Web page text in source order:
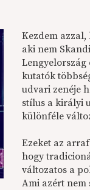
Kezdem
aki nem
Lengyelország
kutatók
udvari zenéje
stílus a királyi
különféle
Ezeket az
hogy
változatos a
Ami azért